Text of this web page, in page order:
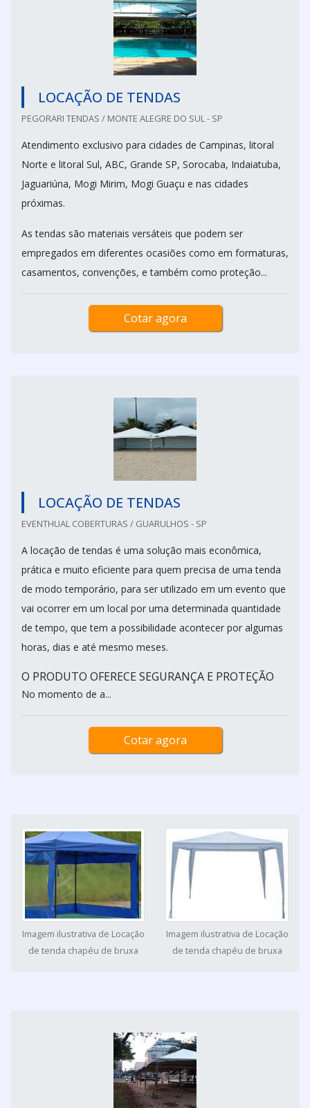
LOCAÇÃO DE TENDAS
PEGORARI TENDAS / MONTE ALEGRE DO SUL - SP
Atendimento exclusivo para cidades de Campinas, litoral
Norte e litoral Sul, ABC, Grande SP, Sorocaba, Indaiatuba,
Jaguariúna, Mogi Mirim, Mogi Guaçu e nas cidades
próximas.
As tendas são materiais versáteis que podem ser
empregados em diferentes ocasiões como em formaturas,
casamentos, convenções, e também como proteção...
Cotar agora
LOCAÇÃO DE TENDAS
EVENTHUAL COBERTURAS / GUARULHOS - SP
A locação de tendas é uma solução mais econômica,
prática e muito eficiente para quem precisa de uma tenda
de modo temporário, para ser utilizado em um evento que
vai ocorrer em um local por uma determinada quantidade
de tempo, que tem a possibilidade acontecer por algumas
horas, dias e até mesmo meses.
O PRODUTO OFERECE SEGURANÇA E PROTEÇÃO
No momento de a...
Cotar agora
Imagem ilustrativa de Locação
de tenda chapéu de bruxa
Imagem ilustrativa de Locação
de tenda chapéu de bruxa